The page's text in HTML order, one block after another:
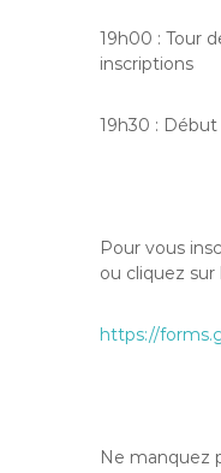
19h00 : Tour
inscriptions
19h30 :
Pour vous
ou cliquez sur
https://
Ne manquez